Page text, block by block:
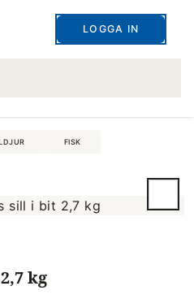
LOGGA IN
FISK
kg